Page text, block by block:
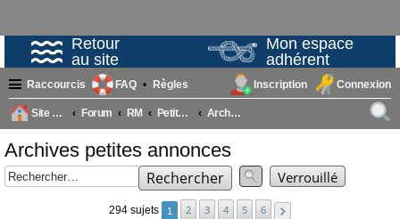
Retour
au site
Mon espace
adhérent
Raccourcis FAQ Règles Connexion
Inscription
Site AvRM Forum RM Petites annonces
Archives petites annonces
Archives petites annonces
Verrouillé
Rechercher
294 sujets 1 2 3 4 5 6